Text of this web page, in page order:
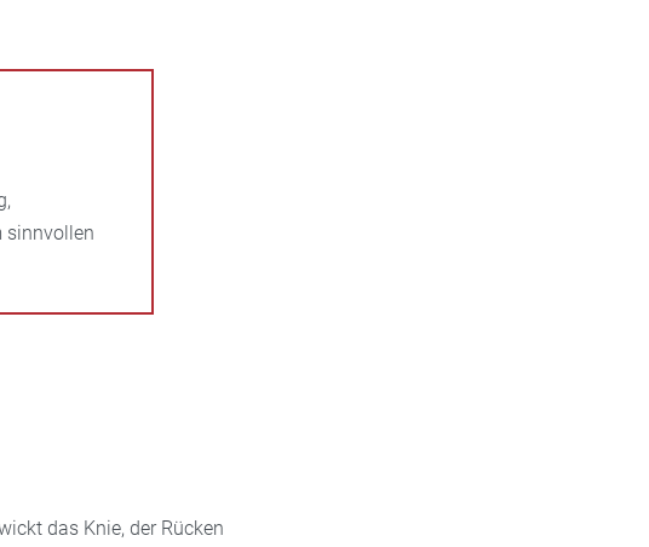
sinnvollen
das Knie, der Rücken